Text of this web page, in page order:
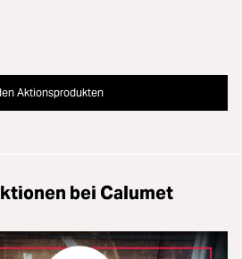
Aktionsprodukten
bei Calumet